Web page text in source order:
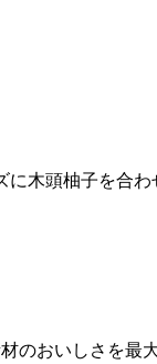
木頭柚子を合わ
のおいしさを最